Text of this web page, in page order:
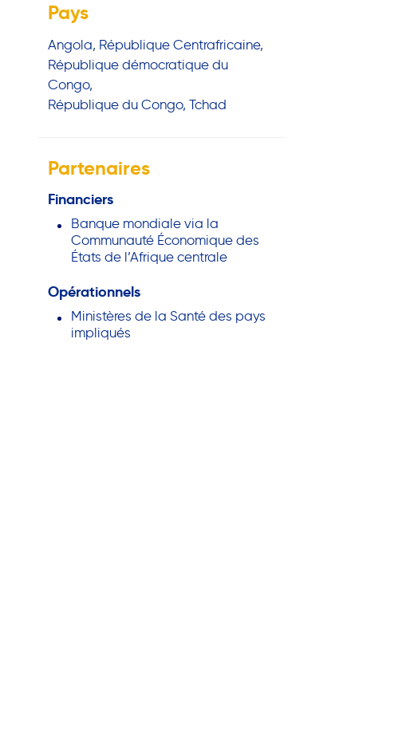
Pays
Angola République Centrafricaine
République démocratique du
Congo
République du Congo Tchad
Partenaires
Financiers
Banque mondiale via la
Communauté Économique des
États de l’Afrique centrale
Opérationnels
Ministères de la Santé des pays
impliqués